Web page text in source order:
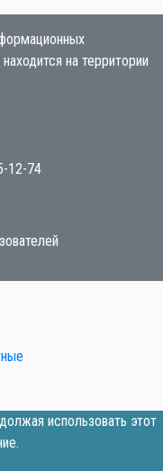
на территории
12-74
использовать этот